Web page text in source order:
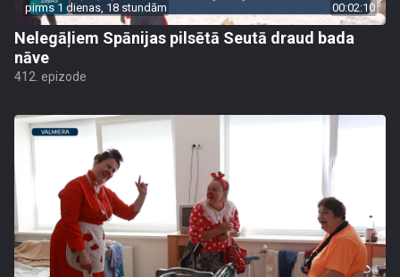
pirms 1 dienas, 18 stundām 00:02:10
Nelegāļiem Spānijas pilsētā Seutā draud bada
nāve
412. epizode